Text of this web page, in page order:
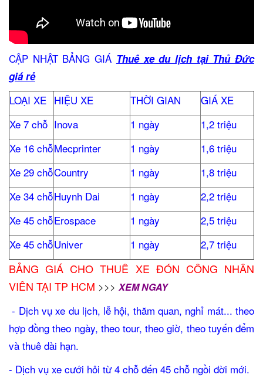
CẬP NHẬT BẢNG GIÁ Thuê xe du lịch tại Thủ Đức
giá rẻ
LOẠI XE HIỆU XE THỜI GIAN
GIÁ XE
Xe 7 chỗ Inova 1 ngày
1,2 triệu
Xe 16 chỗMecprinter 1 ngày
1,6 triệu
Xe 29 chỗCountry 1 ngày
1,8 triệu
Xe 34 chỗHuynh Dai 1 ngày
2,2 triệu
Xe 45 chỗErospace 1 ngày
2,5 triệu
Xe 45 chỗUniver 1 ngày 2,7 triệu
BẢNG GIÁ CHO THUÊ XE ĐÓN CÔNG NHÂN
VIÊN TẠI TP HCM >>> XEM NGAY
- Dịch vụ xe du lịch, lễ hội, thăm quan, nghỉ mát... theo
hợp đồng theo ngày, theo tour, theo giờ, theo tuyến đểm
và thuê dài hạn.
- Dịch vụ xe cưới hỏi từ 4 chỗ đến 45 chỗ ngồi đời mới.